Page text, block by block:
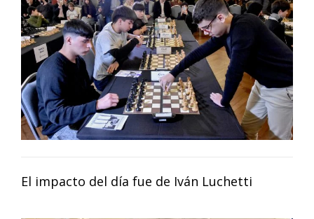
El impacto del día fue de Iván Luchetti